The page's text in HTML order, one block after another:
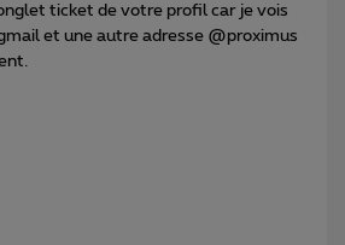
ticket de votre profil car je vois
et une autre adresse @proximus